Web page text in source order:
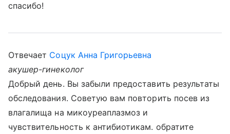
спасибо!
Отвечает Соцук Анна Григорьевна
акушер-гинеколог
Добрый день. Вы забыли предоставить результаты
обследования. Советую вам повторить посев из
влагалища на микоуреаплазмоз и
чувствительность к антибиотикам. обратите